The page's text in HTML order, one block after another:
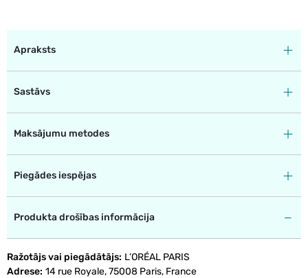
Apraksts
Sastāvs
Maksājumu metodes
Piegādes iespējas
Produkta drošības informācija
Ražotājs vai piegādātājs L’ORÉAL PARIS
Adrese 14 rue Royale, 75008 Paris, France